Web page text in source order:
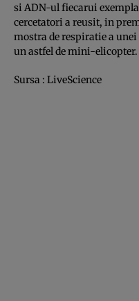
si ADN-ul fiecarui
cercetatori a reusit, in
mostra de respiratie a
un astfel de mini-elicopter.
Sursa : LiveScience